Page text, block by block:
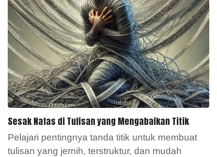
Sesak Nafas di Tulisan yang Mengabaikan Titik
Pelajari pentingnya tanda titik untuk membuat
tulisan yang jernih, terstruktur, dan mudah